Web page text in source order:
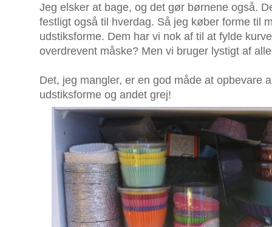
Jeg elsker at bage, og det gør børnene også.
festligt også til hverdag. Så jeg køber forme til
udstiksforme. Dem har vi nok af til at fylde
overdrevent måske? Men vi bruger lystigt af
Det, jeg mangler, er en god måde at opbevare
udstiksforme og andet grej!